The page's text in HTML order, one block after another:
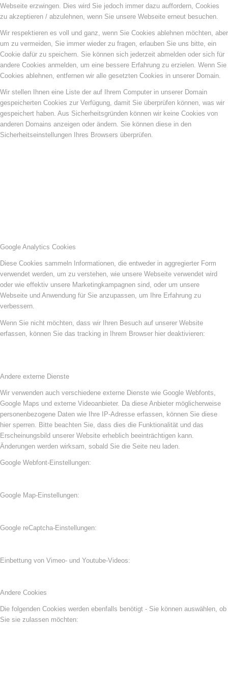
Webseite erzwingen. Dies wird Sie jedoch immer dazu auffordern, Cookies
zu akzeptieren / abzulehnen, wenn Sie unsere Webseite erneut besuchen.
Wir respektieren es voll und ganz, wenn Sie Cookies ablehnen möchten, aber
um zu vermeiden, Sie immer wieder zu fragen, erlauben Sie uns bitte, ein
Cookie dafür zu speichern. Sie können sich jederzeit abmelden oder sich für
andere Cookies anmelden, um eine bessere Erfahrung zu erzielen. Wenn Sie
Cookies ablehnen, entfernen wir alle gesetzten Cookies in unserer Domain.
Wir stellen Ihnen eine Liste der auf Ihrem Computer in unserer Domain
gespeicherten Cookies zur Verfügung, damit Sie überprüfen können, was wir
gespeichert haben. Aus Sicherheitsgründen können wir keine Cookies von
anderen Domains anzeigen oder ändern. Sie können diese in den
Sicherheitseinstellungen Ihres Browsers überprüfen.
Google Analytics Cookies
Diese Cookies sammeln Informationen, die entweder in aggregierter Form
verwendet werden, um zu verstehen, wie unsere Webseite verwendet wird
oder wie effektiv unsere Marketingkampagnen sind, oder um unsere
Webseite und Anwendung für Sie anzupassen, um Ihre Erfahrung zu
verbessern.
Wenn Sie nicht möchten, dass wir Ihren Besuch auf unserer Website
erfassen, können Sie das tracking in Ihrem Browser hier deaktivieren:
Andere externe Dienste
Wir verwenden auch verschiedene externe Dienste wie Google Webfonts,
Google Maps und externe Videoanbieter. Da diese Anbieter möglicherweise
personenbezogene Daten wie Ihre IP-Adresse erfassen, können Sie diese
hier sperren. Bitte beachten Sie, dass dies die Funktionalität und das
Erscheinungsbild unserer Website erheblich beeinträchtigen kann.
Änderungen werden wirksam, sobald Sie die Seite neu laden.
Google Webfont-Einstellungen:
Google Map-Einstellungen:
Google reCaptcha-Einstellungen:
Einbettung von Vimeo- und Youtube-Videos:
Andere Cookies
Die folgenden Cookies werden ebenfalls benötigt - Sie können auswählen, ob
Sie sie zulassen möchten: